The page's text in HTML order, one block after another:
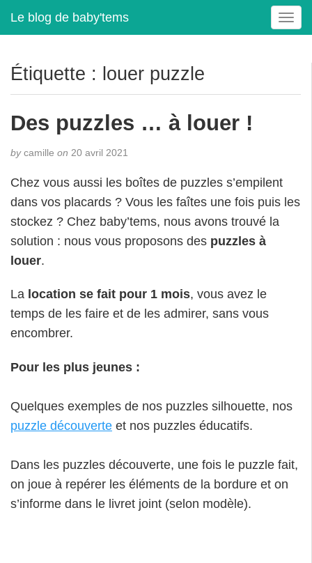
Le blog de baby'tems
T
o
e
t
Étiquette : louer puzzle
Des puzzles … à louer !
bycamille on 20 avril 2021
Chez vous aussi les boîtes de puzzles s’empilent
dans vos placards ? Vous les faîtes une fois puis les
stockez ? Chez baby’tems, nous avons trouvé la
solution : nous vous proposons des puzzles à
louer.
La location se fait pour 1 mois, vous avez le
temps de les faire et de les admirer, sans vous
encombrer.
Pour les plus jeunes :
Quelques exemples de nos puzzles silhouette, nos
puzzle découverte et nos puzzles éducatifs.
Dans les puzzles découverte, une fois le puzzle fait,
on joue à repérer les éléments de la bordure et on
s’informe dans le livret joint (selon modèle).